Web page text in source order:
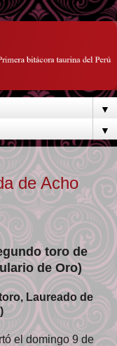
▼
▼
de Acho
toro de
de Oro)
Laureado de
el domingo 9 de